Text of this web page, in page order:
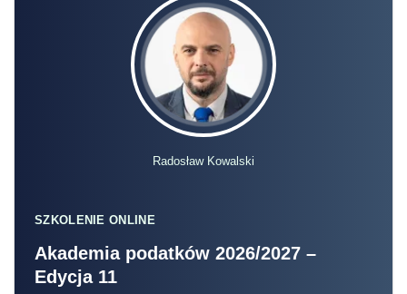
Radosław Kowalski
SZKOLENIE ONLINE
Akademia podatków 2026/2027 –
Edycja 11